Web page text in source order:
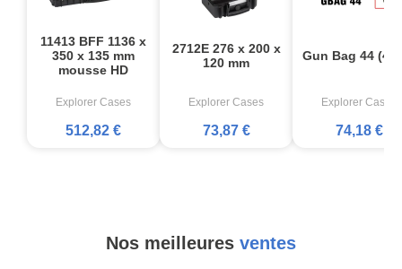
11413 BFF 1136 x
350 x 135 mm
mousse HD
Explorer Cases
512,82 €
2712E 276 x 200 x
120 mm
Explorer Cases
73,87 €
Gun Bag 44
Explorer Cases
74,18 €
Nos meilleures ventes